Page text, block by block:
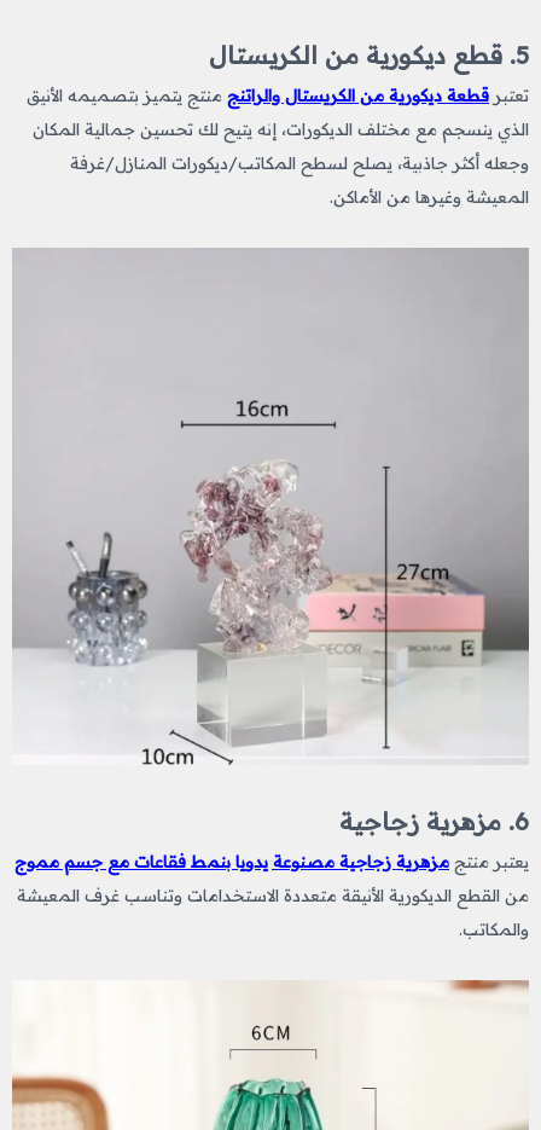
5. قطع ديكورية من الكريستال
تعتبر قطعة ديكورية من الكريستال والراتنج منتج يتميز بتصميمه الأنيق
الذي ينسجم مع مختلف الديكورات، إنه يتيح لك تحسين جمالية المكان
وجعله أكثر جاذبية، يصلح لسطح المكاتب/ديكورات المنازل/غرفة
المعيشة وغيرها من الأماكن.
6. مزهرية زجاجية
يعتبر منتج مزهرية زجاجية مصنوعة يدويا بنمط فقاعات مع جسم مموج
من القطع الديكورية الأنيقة متعددة الاستخدامات وتناسب غرف المعيشة
والمكاتب.